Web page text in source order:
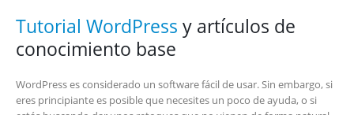
Tutorial WordPress y artículos de
conocimiento base
WordPress es considerado un software fácil de usar. Sin embargo, si
eres principiante es posible que necesites un poco de ayuda, o si